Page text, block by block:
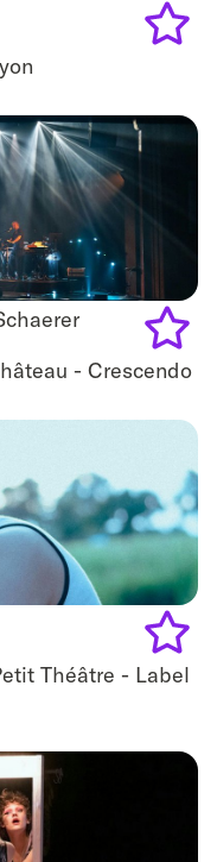
to
- Crescendo
Add
to
Théâtre - Label
Add